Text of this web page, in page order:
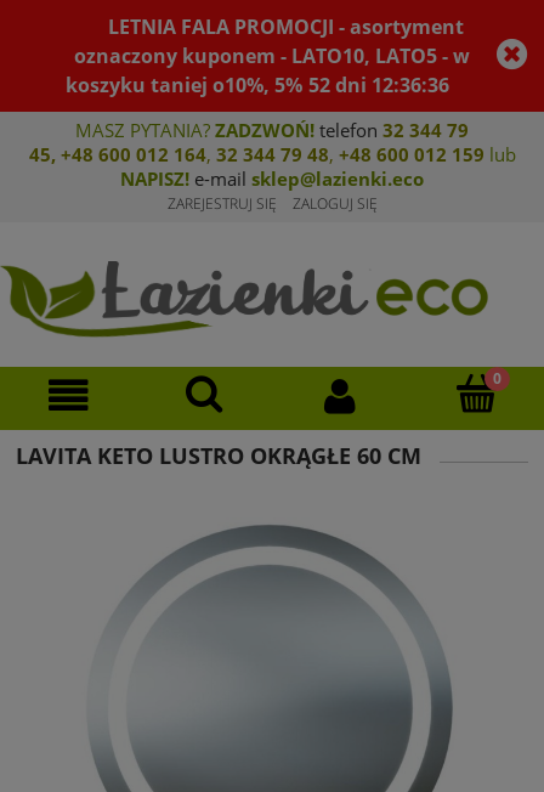
LETNIA FALA PROMOCJI - asortyment
oznaczony kuponem - LATO10, LATO5 - w
koszyku taniej o10%, 5% 52dni 12:36:36
MASZ PYTANIA? ZADZWOŃ! telefon 32 344 79
45, +48 600 012 164, 32 344 79 48, +48 600 012 159 lub
NAPISZ! e-mail sklep@lazienki.eco
ZAREJESTRUJ SIĘ ZALOGUJ SIĘ
LAVITA KETO LUSTRO OKRĄGŁE 60 CM